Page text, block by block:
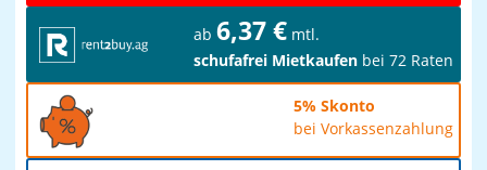
ab 6,37 € mtl.
schufafrei Mietkaufen bei 72 Raten
5% Skonto
bei Vorkassenzahlung